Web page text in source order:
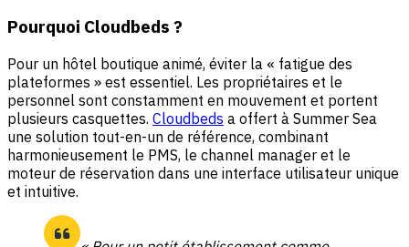
Pourquoi Cloudbeds ?
Pour un hôtel boutique animé, éviter la « fatigue des
plateformes » est essentiel. Les propriétaires et le
personnel sont constamment en mouvement et portent
plusieurs casquettes. Cloudbeds a offert à Summer Sea
une solution tout-en-un de référence, combinant
harmonieusement le PMS, le channel manager et le
moteur de réservation dans une interface utilisateur unique
et intuitive.